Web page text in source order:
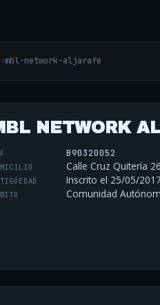
›mbl-network-aljarafe
NETWORK
B90320052
Calle Cruz Quitería
Inscrito el 25/05/2017
Comunidad